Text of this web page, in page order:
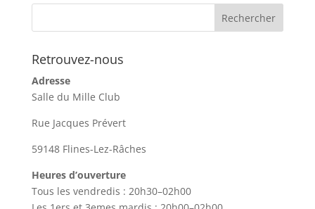
Retrouvez-nous
Adresse
Salle du Mille Club
Rue Jacques Prévert
59148 Flines-Lez-Râches
Heures d’ouverture
Tous les vendredis : 20h30–02h00